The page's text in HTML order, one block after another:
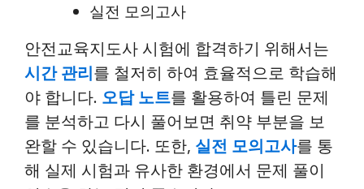
실전 모의고사
안전교육지도사 시험에 합격하기 위해서는
시간 관리를 철저히 하여 효율적으로 학습해
야 합니다. 오답 노트를 활용하여 틀린 문제
를 분석하고 다시 풀어보면 취약 부분을 보
완할 수 있습니다. 또한, 실전 모의고사를 통
해 실제 시험과 유사한 환경에서 문제 풀이